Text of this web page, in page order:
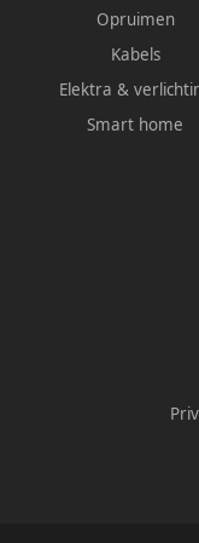
Opruimen
Kabels
Elektra &
Smart home